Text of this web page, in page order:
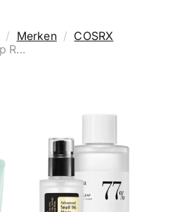
Merken
COSRX
R...